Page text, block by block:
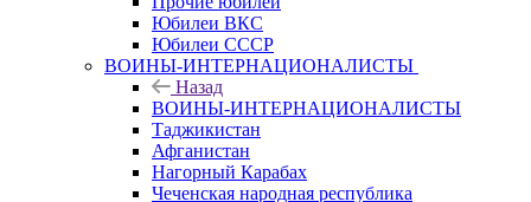
Юбилеи ВКС
Юбилеи СССР
ВОИНЫ-ИНТЕРНАЦИОНАЛИСТЫ
Назад
ВОИНЫ-ИНТЕРНАЦИОНАЛИСТЫ
Таджикистан
Афганистан
Нагорный Карабах
Чеченская народная республика